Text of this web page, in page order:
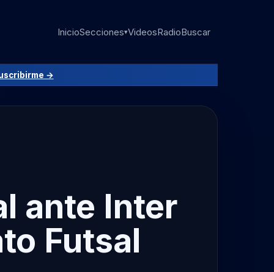
InicioSecciones▾VideosRadioBuscar
→
ante Inter
Futsal